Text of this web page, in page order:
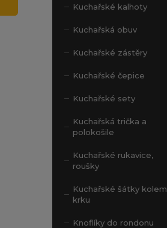
Kuchařské kalhoty
Kuchařská obuv
Kuchařské zástěry
Kuchařské čepice
Kuchařské sety
Kuchařská trička a
polokošile
Kuchařské rukavice,
roušky
Kuchařské šátky kolem
krku
Knoflíky do rondonu